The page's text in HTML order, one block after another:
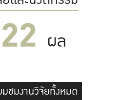
ผล
มชมงานวิจัยทั้งหมด